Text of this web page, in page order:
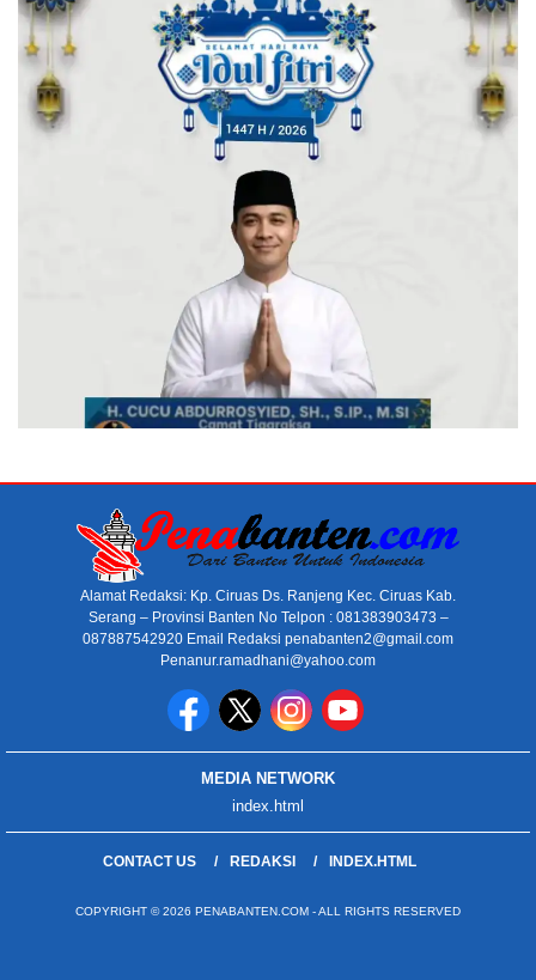
Alamat Redaksi: Kp. Ciruas Ds. Ranjeng Kec. Ciruas Kab.
Serang – Provinsi Banten No Telpon : 081383903473 –
087887542920 Email Redaksi penabanten2@gmail.com
Penanur.ramadhani@yahoo.com
MEDIA NETWORK
index.html
CONTACT US REDAKSI INDEX.HTML
COPYRIGHT © 2026 PENABANTEN.COM - ALL RIGHTS RESERVED